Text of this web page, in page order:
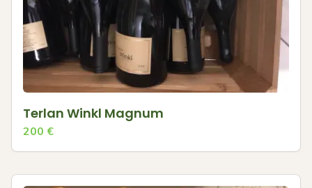
Terlan Winkl Magnum
200 €